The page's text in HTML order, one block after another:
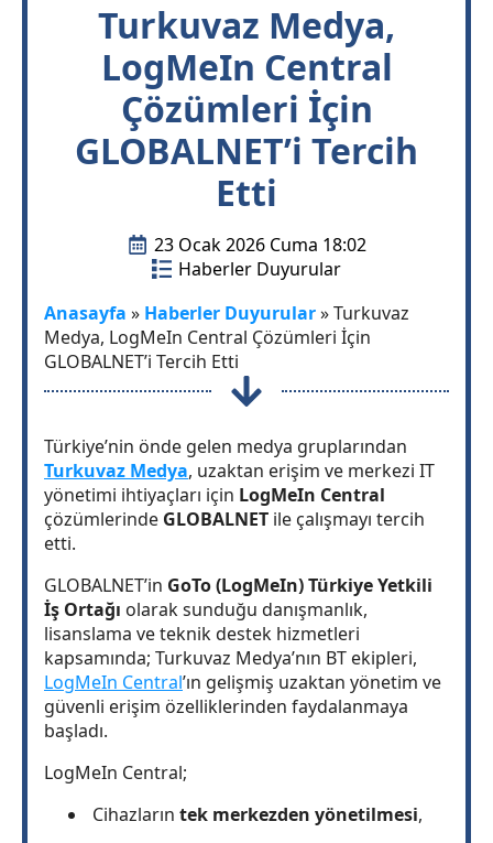
Turkuvaz Medya,
LogMeIn Central
Çözümleri İçin
GLOBALNET’i Tercih
Etti
23 Ocak 2026 Cuma 18:02
Haberler Duyurular
Anasayfa » Haberler Duyurular»Turkuvaz
Medya, LogMeIn Central Çözümleri İçin
GLOBALNET’i Tercih Etti
Türkiye’nin önde gelen medya gruplarından
Turkuvaz Medya, uzaktan erişim ve merkezi IT
yönetimi ihtiyaçları için LogMeIn Central
çözümlerinde GLOBALNET ile çalışmayı tercih
etti.
GLOBALNET’in GoTo (LogMeIn) Türkiye Yetkili
İş Ortağı olarak sunduğu danışmanlık,
lisanslama ve teknik destek hizmetleri
kapsamında; Turkuvaz Medya’nın BT ekipleri,
LogMeIn Central’ın gelişmiş uzaktan yönetim ve
güvenli erişim özelliklerinden faydalanmaya
başladı.
LogMeIn Central;
Cihazların tek merkezden yönetilmesi,